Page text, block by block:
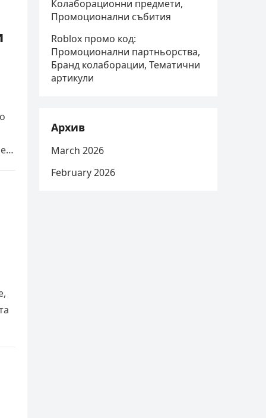
Колаборационни предмети,
Промоционални събития
Roblox промо код:
Промоционални партньорства,
Бранд колаборации, Тематични
артикули
Архив
March 2026
February 2026